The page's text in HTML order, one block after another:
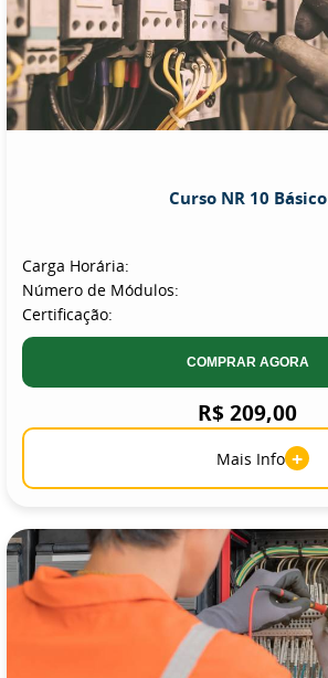
Curso NR 10 Básico
Carga Horária:
Número de Módulos:
Certificação:
COMPRAR AGORA
R$ 209,00
Mais Info +